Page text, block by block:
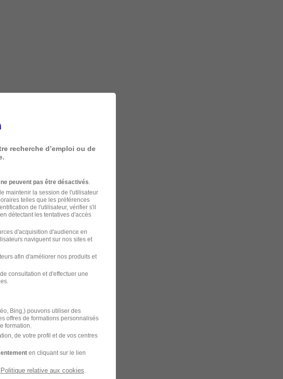
recherche d’emploi ou de
ne peuvent pas être désactivés
maintenir la session de l'utilisateur
telles que les préférences
de l'utilisateur, vérifier s'il
détectant les tentatives d'accès
d'acquisition d'audience en
naviguent sur nos sites et
afin d'améliorer nos produits et
consultation et d'effectuer une
Bing,) pouvons utiliser des
offres de formations personnalisés
formation.
de votre profil et de vos centres
en cliquant sur le lien
Politique relative aux cookies